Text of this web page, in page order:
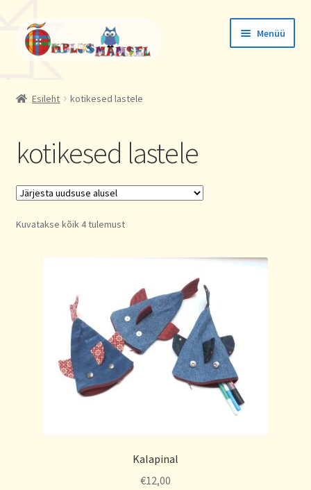
Liigu
navigeerimisele
Liigu
sisu
juurde
Menüü
Aadressid
Esileht kotikesed lastele
kotikesed lastele
Kuvatakse kõik 4 tulemustSorted
Kalapinal
€12,00